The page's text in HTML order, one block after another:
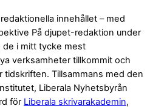
innehållet – med
På djupet-redaktion under
de i mitt tycke mest
verksamheter tillkommit och
Tillsammans med den
Liberala Nyhetsbyrån
för Liberala skrivarakademin,